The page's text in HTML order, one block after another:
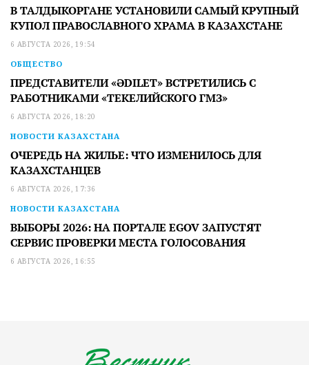
В ТАЛДЫКОРГАНЕ УСТАНОВИЛИ САМЫЙ КРУПНЫЙ
КУПОЛ ПРАВОСЛАВНОГО ХРАМА В КАЗАХСТАНЕ
6 АВГУСТА 2026, 19:54
ОБЩЕСТВО
ПРЕДСТАВИТЕЛИ «ӘDILET» ВСТРЕТИЛИСЬ С
РАБОТНИКАМИ «ТЕКЕЛИЙСКОГО ГМЗ»
6 АВГУСТА 2026, 18:20
НОВОСТИ КАЗАХСТАНА
ОЧЕРЕДЬ НА ЖИЛЬЕ: ЧТО ИЗМЕНИЛОСЬ ДЛЯ
КАЗАХСТАНЦЕВ
6 АВГУСТА 2026, 17:36
НОВОСТИ КАЗАХСТАНА
ВЫБОРЫ 2026: НА ПОРТАЛЕ EGOV ЗАПУСТЯТ
СЕРВИС ПРОВЕРКИ МЕСТА ГОЛОСОВАНИЯ
6 АВГУСТА 2026, 16:55